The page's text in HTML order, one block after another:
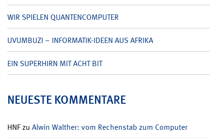
WIR SPIELEN QUANTENCOMPUTER
UVUMBUZI – INFORMATIK-IDEEN AUS AFRIKA
EIN SUPERHIRN MIT ACHT BIT
NEUESTE KOMMENTARE
HNFzu Alwin Walther: vom Rechenstab zum Computer